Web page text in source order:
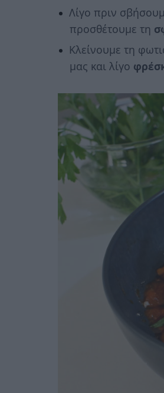
Λίγο πριν
προσθέτουμε τη
Κλείνουμε τη
μας και λίγο